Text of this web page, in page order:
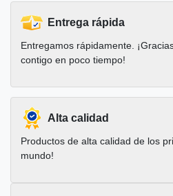
Entrega rápida
Entregamos rápidamente.
contigo en poco tiempo!
Alta calidad
Productos de alta calidad de los
mundo!